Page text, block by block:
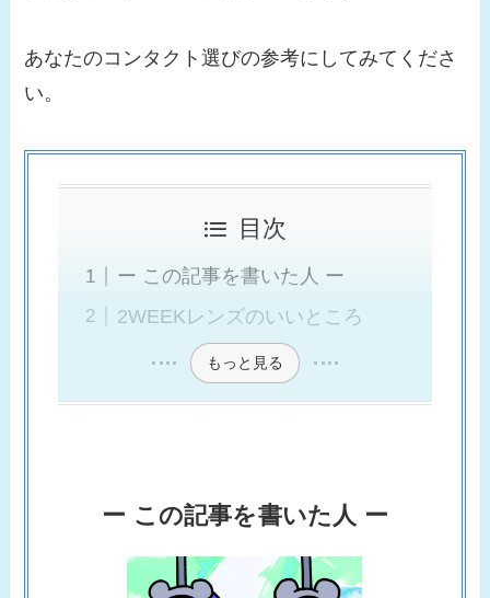
あなたのコンタクト選びの参考にしてみてくださ
い。
目次
ー この記事を書いた人 ー
2WEEKレンズのいいところ
もっと見る
ー この記事を書いた人 ー